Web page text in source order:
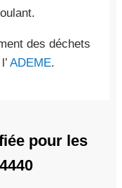
des déchets
ADEME.
pour les